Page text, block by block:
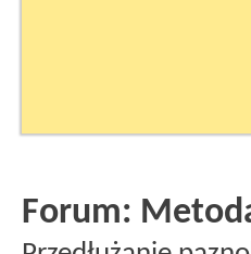
Forum: